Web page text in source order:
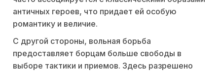
античных героев, что придает ей особую
романтику и величие.
С другой стороны, вольная борьба
предоставляет борцам больше свободы в
выборе тактики и приемов. Здесь разрешено